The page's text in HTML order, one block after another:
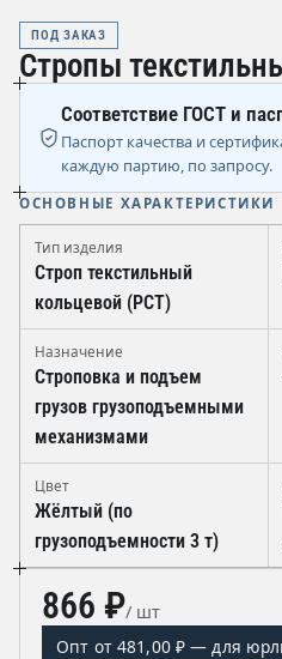
ПОД ЗАКАЗ
Стропы
Соответствие ГОСТ и
Паспорт качества и
каждую партию, по запросу.
ОСНОВНЫЕ ХАРАКТЕРИСТИКИ
Тип изделия
Строп текстильный
кольцевой (РСТ)
Назначение
Строповка и подъем
грузов грузоподъемными
механизмами
Цвет
Жёлтый (по
грузоподъемности 3 т)
866 ₽/ шт
Опт от 481,00 ₽ — для